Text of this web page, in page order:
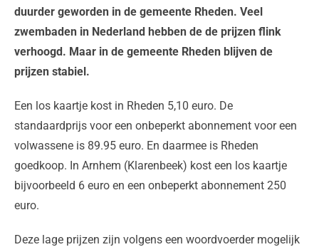
duurder geworden in de gemeente Rheden. Veel
zwembaden in Nederland hebben de de prijzen flink
verhoogd. Maar in de gemeente Rheden blijven de
prijzen stabiel.
Een los kaartje kost in Rheden 5,10 euro. De
standaardprijs voor een onbeperkt abonnement voor een
volwassene is 89.95 euro. En daarmee is Rheden
goedkoop. In Arnhem (Klarenbeek) kost een los kaartje
bijvoorbeeld 6 euro en een onbeperkt abonnement 250
euro.
Deze lage prijzen zijn volgens een woordvoerder mogelijk